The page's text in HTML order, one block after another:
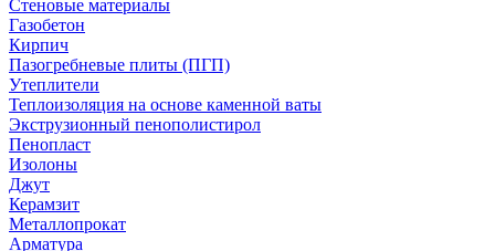
Стеновые материалы
Газобетон
Кирпич
Пазогребневые плиты (ПГП)
Утеплители
Теплоизоляция на основе каменной ваты
Экструзионный пенополистирол
Пенопласт
Изолоны
Джут
Керамзит
Металлопрокат
Арматура